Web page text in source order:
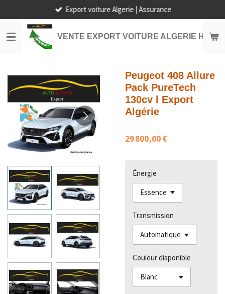
au
contenu
principal
VENTE EXPORT VOITURE ALGERIE HORS
Export voiture Algerie | Assurance
Peugeot 408 Allure
Pack PureTech
130cv l Export
Algérie
29 800,00 €
Énergie
Transmission
Couleur disponible